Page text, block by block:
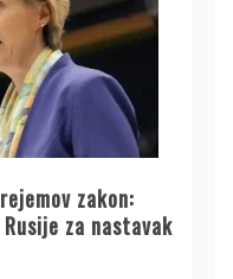
zakon:
za nastavak